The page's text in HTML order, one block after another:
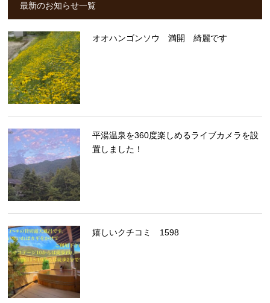
最新のお知らせ一覧
オオハンゴンソウ 満開 綺麗です
平湯温泉を360度楽しめるライブカメラを設
置しました！
嬉しいクチコミ 1598